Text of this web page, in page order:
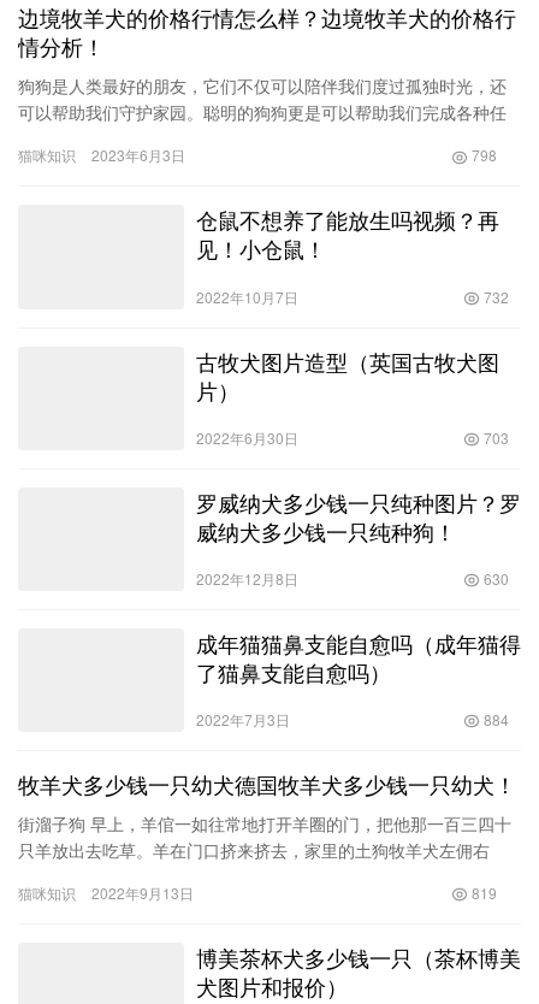
边境牧羊犬的价格行情怎么样？边境牧羊犬的价格行
情分析！
狗狗是人类最好的朋友，它们不仅可以陪伴我们度过孤独时光，还
可以帮助我们守护家园。聪明的狗狗更是可以帮助我们完成各种任
有品种…
猫咪知识 2023年6月3日 798
仓鼠不想养了能放生吗视频？再
见！小仓鼠！
2022年10月7日 732
古牧犬图片造型（英国古牧犬图
片）
2022年6月30日 703
罗威纳犬多少钱一只纯种图片？罗
威纳犬多少钱一只纯种狗！
2022年12月8日 630
成年猫猫鼻支能自愈吗（成年猫得
了猫鼻支能自愈吗）
2022年7月3日 884
牧羊犬多少钱一只幼犬德国牧羊犬多少钱一只幼犬！
街溜子狗 早上，羊倌一如往常地打开羊圈的门，把他那一百三四十
只羊放出去吃草。羊在门口挤来挤去，家里的土狗牧羊犬左佣右
样听话…
猫咪知识 2022年9月13日 819
博美茶杯犬多少钱一只（茶杯博美
犬图片和报价）